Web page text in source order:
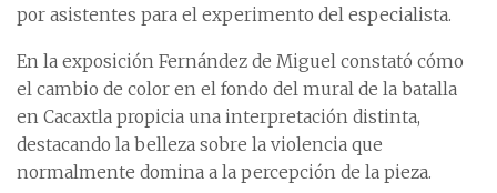
por asistentes para el experimento del especialista.
En la exposición Fernández de Miguel constató cómo
el cambio de color en el fondo del mural de la batalla
en Cacaxtla propicia una interpretación distinta,
destacando la belleza sobre la violencia que
normalmente domina a la percepción de la pieza.